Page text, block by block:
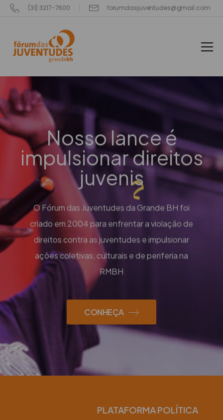
(31) 3217-7600 forumdasjuventudes@gmail.com
Nosso lance é
impulsionardireitos
juvenis
O Fórum das Juventudes da Grande BH foi
criado em 2004 para enfrentar a violação de
direitos contra as juventudes e impulsionar
ações coletivas, culturais e de periferia na
RMBH
CONHEÇA
PLATAFORMA POLÍTICA